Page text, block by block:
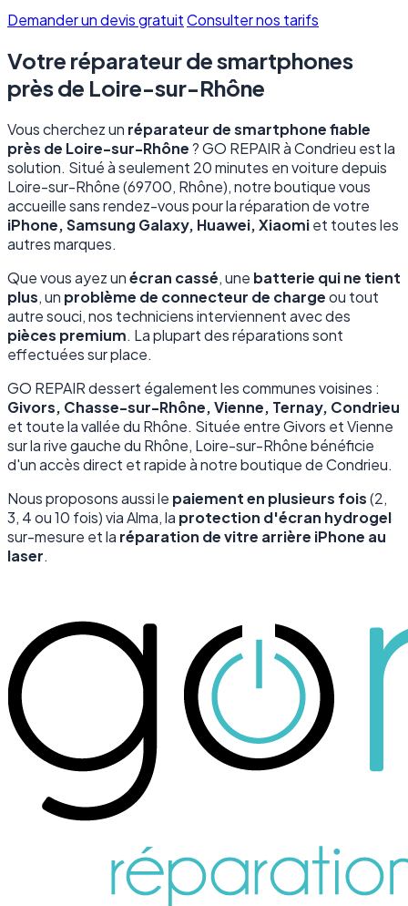
Demander un devis gratuitConsulter nos tarifs
Votre réparateur de smartphones
près de Loire-sur-Rhône
Vous cherchez un réparateur de smartphone fiable
près de Loire-sur-Rhône? GO REPAIR à Condrieu est la
solution. Situé à seulement 20 minutes en voiture depuis
Loire-sur-Rhône (69700, Rhône), notre boutique vous
accueille sans rendez-vous pour la réparation de votre
iPhone, Samsung Galaxy, Huawei, Xiaomiet toutes les
autres marques.
Que vous ayez unécran cassé, une batterie qui ne tient
plus, un problème de connecteur de chargeou tout
autre souci, nos techniciens interviennent avec des
pièces premium. La plupart des réparations sont
effectuées sur place.
GO REPAIR dessert également les communes voisines :
Givors, Chasse-sur-Rhône, Vienne, Ternay, Condrieu
et toute la vallée du Rhône. Située entre Givors et Vienne
sur la rive gauche du Rhône, Loire-sur-Rhône bénéficie
d'un accès direct et rapide à notre boutique de Condrieu.
Nous proposons aussi le paiement en plusieurs fois(2,
3, 4 ou 10 fois) via Alma, la protection d'écran hydrogel
sur-mesure et la réparation de vitre arrière iPhone au
laser.